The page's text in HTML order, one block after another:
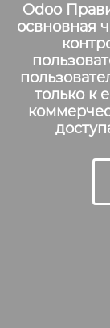
Odoo
освновная
только к